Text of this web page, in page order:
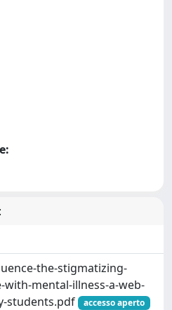
the-stigmatizing-
mental-illness-a-web-
students.pdf
accesso aperto